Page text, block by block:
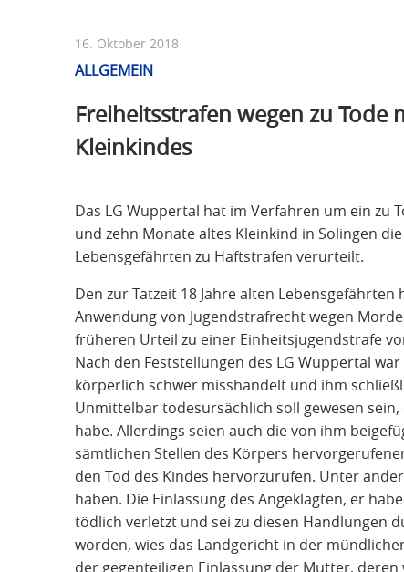
16. Oktober 2018
ALLGEMEIN
Freiheitsstrafen wegen zu Tode
Kleinkindes
Das LG Wuppertal hat im Verfahren um ein zu
und zehn Monate altes Kleinkind in Solingen
Lebensgefährten zu Haftstrafen verurteilt.
Den zur Tatzeit 18 Jahre alten
Anwendung von Jugendstrafrecht wegen
früheren Urteil zu einer Einheitsjugendstrafe
Nach den Feststellungen des LG Wuppertal
körperlich schwer misshandelt und ihm
Unmittelbar todesursächlich soll gewesen
habe. Allerdings seien auch die von ihm
sämtlichen Stellen des Körpers
den Tod des Kindes hervorzurufen. Unter
haben. Die Einlassung des Angeklagten, er
tödlich verletzt und sei zu diesen Handlungen
worden, wies das Landgericht in der
der gegenteiligen Einlassung der Mutter,